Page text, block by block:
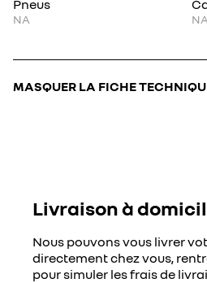
MASQUER LA FICHE
Pneus
NA NA
Livraison à
Nous pouvons vous livrer
directement chez vous,
pour simuler les frais de